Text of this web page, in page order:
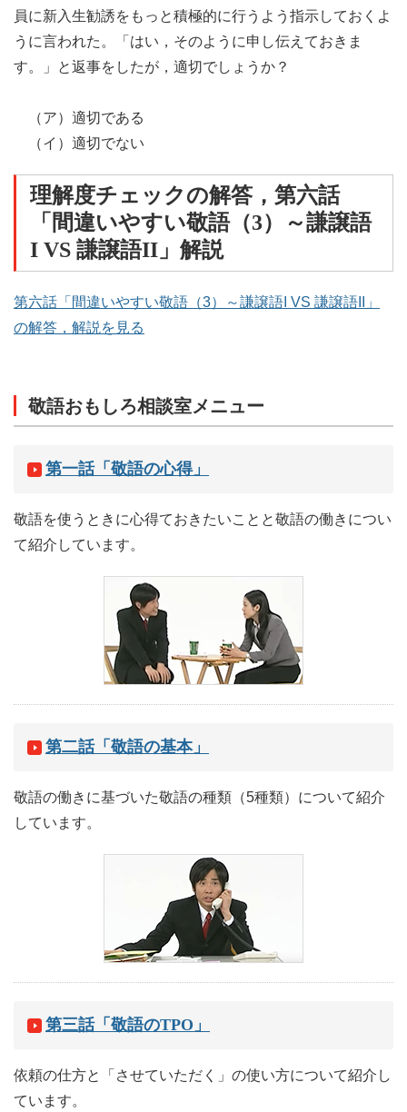
員に新入生勧誘をもっと積極的に行うよう指示しておくよ
うに言われた。「はい，そのように申し伝えておきま
す。」と返事をしたが，適切でしょうか？
（ア）適切である
（イ）適切でない
理解度チェックの解答，第六話
「間違いやすい敬語（3）～謙譲語
I VS 謙譲語II」解説
第六話「間違いやすい敬語（3）～謙譲語I VS 謙譲語II」
の解答，解説を見る
敬語おもしろ相談室メニュー
第一話「敬語の心得」
敬語を使うときに心得ておきたいことと敬語の働きについ
て紹介しています。
第二話「敬語の基本」
敬語の働きに基づいた敬語の種類（5種類）について紹介
しています。
第三話「敬語のTPO」
依頼の仕方と「させていただく」の使い方について紹介し
ています。